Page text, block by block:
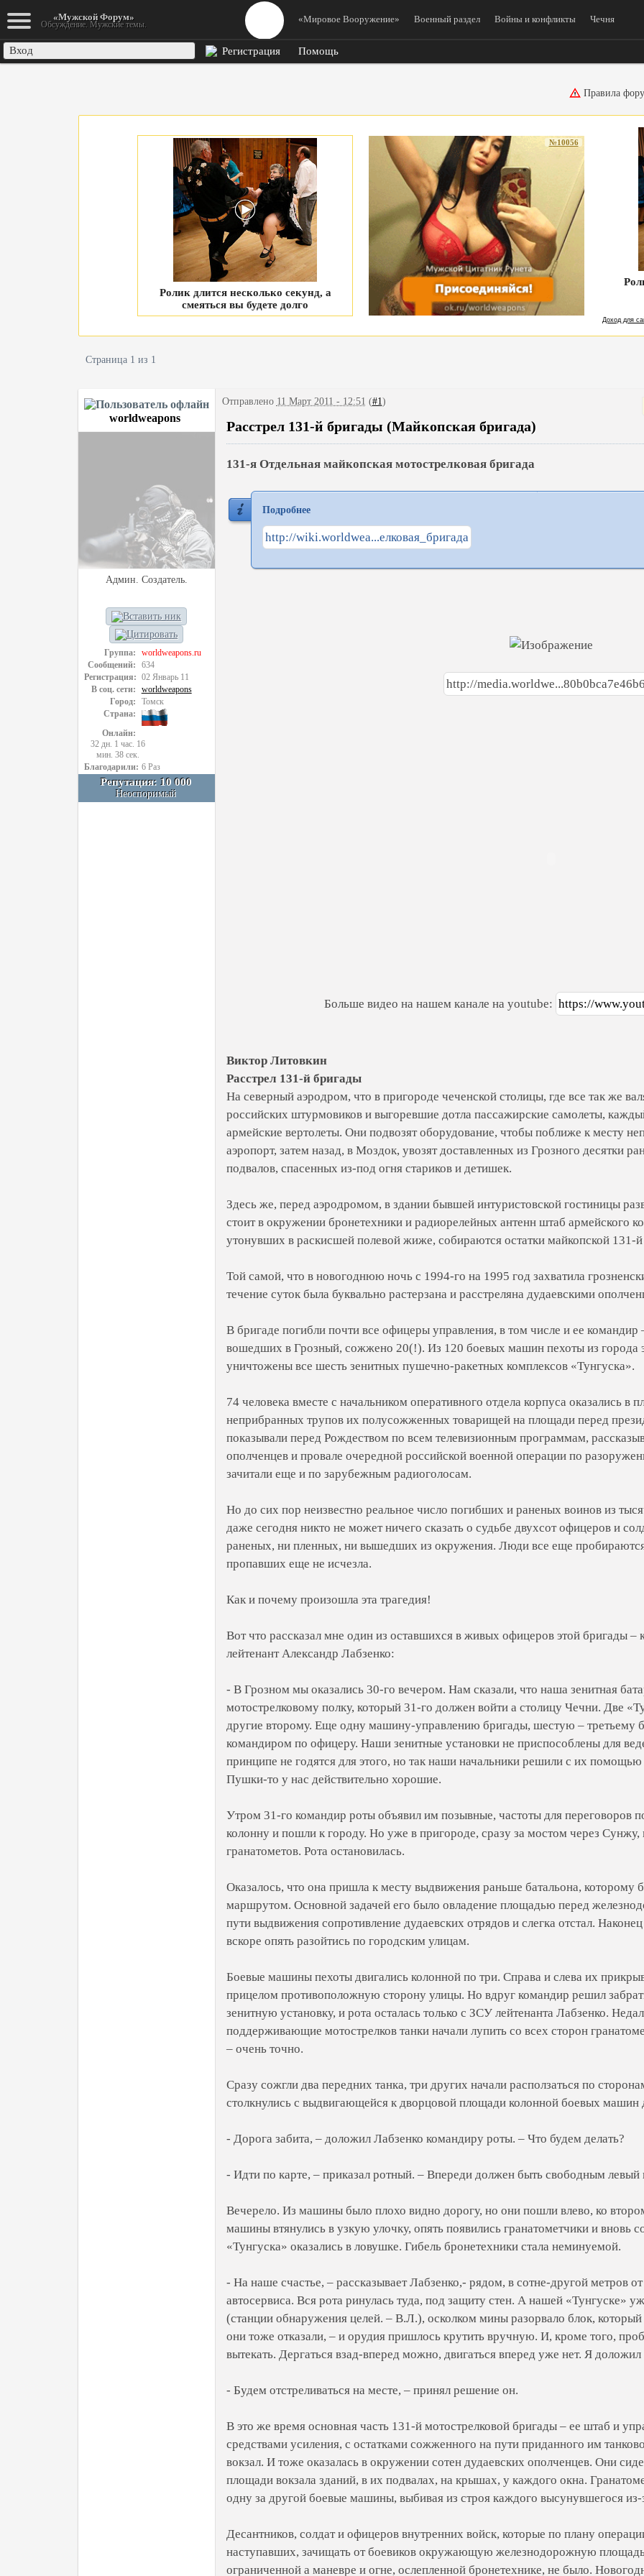
«Мужской Форум»
Обсуждение. Мужские темы. «Мировое Вооружение» Военный раздел Войны и конфликты Чечня
Правила
Ролик длится несколько секунд, а
смеяться вы будете долго
№10056
Доход для
Страница 1 из 1
worldweapons
Админ. Создатель.
Группа:
worldweapons.ru
Сообщений:
634
Регистрация: 02 Январь 11
В соц. сети:
worldweapons
Город:
Томск
Страна:
Онлайн:
32 дн. 1 час. 16
мин. 38 сек.
Благодарили: 6 Раз
Репутация: 10 000
Неоспоримый
Отправлено 11 Март 2011 - 12:51 (#1)
Расстрел 131-й бригады (Майкопская бригада)
131-я Отдельная майкопская мотострелковая бригада
Подробнее
http://wiki.worldwea...елковая_бригада
http://
Больше видео на нашем канале на youtube: https://
Виктор Литовкин
Расстрел 131-й бригады
На северный аэродром, что в пригороде чеченской столицы, где все так же
российских штурмовиков и выгоревшие дотла пассажирские самолеты,
армейские вертолеты. Они подвозят оборудование, чтобы поближе к месту
аэропорт, затем назад, в Моздок, увозят доставленных из Грозного десятки
подвалов, спасенных из-под огня стариков и детишек.
Здесь же, перед аэродромом, в здании бывшей интуристовской гостиницы
стоит в окружении бронетехники и радиорелейных антенн штаб армейского
утонувших в раскисшей полевой жиже, собираются остатки майкопской 131-
Той самой, что в новогоднюю ночь с 1994-го на 1995 год захватила
течение суток была буквально растерзана и расстреляна дудаевскими
В бригаде погибли почти все офицеры управления, в том числе и ее
вошедших в Грозный, сожжено 20(!). Из 120 боевых машин пехоты из города
уничтожены все шесть зенитных пушечно-ракетных комплексов «Тунгуска».
74 человека вместе с начальником оперативного отдела корпуса оказались в
неприбранных трупов их полусожженных товарищей на площади перед
показывали перед Рождеством по всем телевизионным программам,
ополченцев и провале очередной российской военной операции по
зачитали еще и по зарубежным радиоголосам.
Но до сих пор неизвестно реальное число погибших и раненых воинов из
даже сегодня никто не может ничего сказать о судьбе двухсот офицеров и
раненых, ни пленных, ни вышедших из окружения. Люди все еще
пропавших еще не исчезла.
Как и почему произошла эта трагедия!
Вот что рассказал мне один из оставшихся в живых офицеров этой бригады –
лейтенант Александр Лабзенко:
- В Грозном мы оказались 30-го вечером. Нам сказали, что наша зенитная
мотострелковому полку, который 31-го должен войти а столицу Чечни. Две
другие второму. Еще одну машину-управлению бригады, шестую – третьему
командиром по офицеру. Наши зенитные установки не приспособлены для
принципе не годятся для этого, но так наши начальники решили с их
Пушки-то у нас действительно хорошие.
Утром 31-го командир роты объявил им позывные, частоты для переговоров
колонну и пошли к городу. Но уже в пригороде, сразу за мостом через Сунжу,
гранатометов. Рота остановилась.
Оказалось, что она пришла к месту выдвижения раньше батальона, которому
маршрутом. Основной задачей его было овладение площадью перед
пути выдвижения сопротивление дудаевских отрядов и слегка отстал.
вскоре опять разойтись по городским улицам.
Боевые машины пехоты двигались колонной по три. Справа и слева их
прицелом противоположную сторону улицы. Но вдруг командир решил
зенитную установку, и рота осталась только с ЗСУ лейтенанта Лабзенко.
поддерживающие мотострелков танки начали лупить со всех сторон
– очень точно.
Сразу сожгли два передних танка, три других начали расползаться по
столкнулись с выдвигающейся к дворцовой площади колонной боевых машин
- Дорога забита, – доложил Лабзенко командиру роты. – Что будем делать?
- Идти по карте, – приказал ротный. – Впереди должен быть свободным левый
Вечерело. Из машины было плохо видно дорогу, но они пошли влево, ко
машины втянулись в узкую улочку, опять появились гранатометчики и вновь
«Тунгуска» оказались в ловушке. Гибель бронетехники стала неминуемой.
- На наше счастье, – рассказывает Лабзенко,- рядом, в сотне-другой метров
автосервиса. Вся рота ринулась туда, под защиту стен. А нашей «Тунгуске»
(станции обнаружения целей. – В.Л.), осколком мины разорвало блок,
они тоже отказали, – и орудия пришлось крутить вручную. И, кроме того,
вытекать. Дергаться взад-вперед можно, двигаться вперед уже нет. Я
- Будем отстреливаться на месте, – принял решение он.
В это же время основная часть 131-й мотострелковой бригады – ее штаб и
средствами усиления, с остатками сожженного на пути приданного им
вокзал. И тоже оказалась в окружении сотен дудаевских ополченцев. Они
площади вокзала зданий, в их подвалах, на крышах, у каждого окна.
одну за другой боевые машины, выбивая из строя каждого высунувшегося из-
Десантников, солдат и офицеров внутренних войск, которые по плану
наступавших, зачищать от боевиков окружающую железнодорожную площадь
ограниченной а маневре и огне, ослепленной бронетехнике, не было.
Вход Помощь
Регистрация